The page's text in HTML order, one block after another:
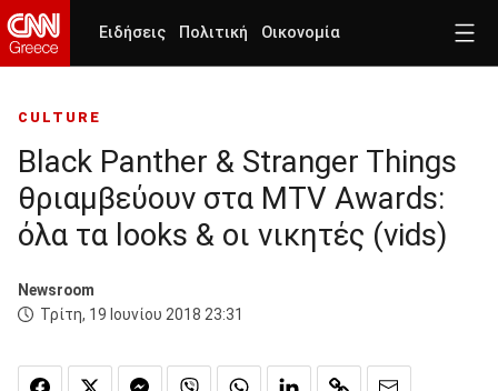
Ειδήσεις Πολιτική Οικονομία
CULTURE
Black Panther & Stranger Things
θριαμβεύουν στα MTV Awards:
όλα τα looks & οι νικητές (vids)
Newsroom
Τρίτη, 19 Ιουνίου 2018 23:31